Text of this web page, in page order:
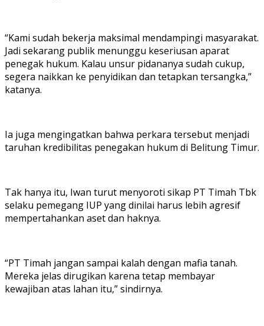
“Kami sudah bekerja maksimal mendampingi masyarakat.
Jadi sekarang publik menunggu keseriusan aparat
penegak hukum. Kalau unsur pidananya sudah cukup,
segera naikkan ke penyidikan dan tetapkan tersangka,”
katanya.
Ia juga mengingatkan bahwa perkara tersebut menjadi
taruhan kredibilitas penegakan hukum di Belitung Timur.
Tak hanya itu, Iwan turut menyoroti sikap PT Timah Tbk
selaku pemegang IUP yang dinilai harus lebih agresif
mempertahankan aset dan haknya.
“PT Timah jangan sampai kalah dengan mafia tanah.
Mereka jelas dirugikan karena tetap membayar
kewajiban atas lahan itu,” sindirnya.